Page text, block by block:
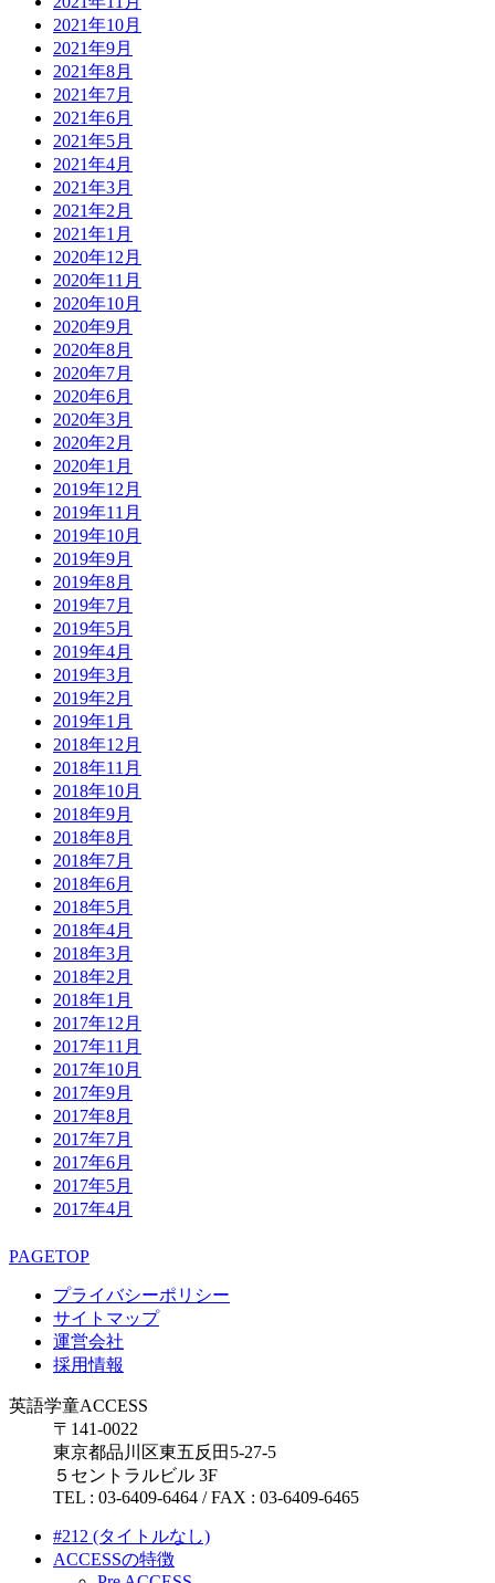
2021年10月
2021年9月
2021年8月
2021年7月
2021年6月
2021年5月
2021年4月
2021年3月
2021年2月
2021年1月
2020年12月
2020年11月
2020年10月
2020年9月
2020年8月
2020年7月
2020年6月
2020年3月
2020年2月
2020年1月
2019年12月
2019年11月
2019年10月
2019年9月
2019年8月
2019年7月
2019年5月
2019年4月
2019年3月
2019年2月
2019年1月
2018年12月
2018年11月
2018年10月
2018年9月
2018年8月
2018年7月
2018年6月
2018年5月
2018年4月
2018年3月
2018年2月
2018年1月
2017年12月
2017年11月
2017年10月
2017年9月
2017年8月
2017年7月
2017年6月
2017年5月
2017年4月
PAGETOP
プライバシーポリシー
サイトマップ
運営会社
採用情報
英語学童ACCESS
〒141-0022
東京都品川区東五反田5-27-5
５セントラルビル 3F
TEL : 03-6409-6464 / FAX : 03-6409-6465
#212 (タイトルなし)
ACCESSの特徴